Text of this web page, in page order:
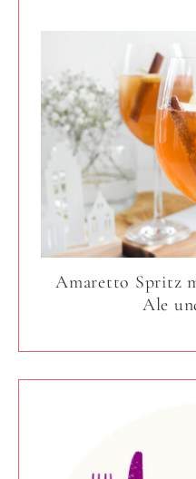
Amaretto Spritz
Ale